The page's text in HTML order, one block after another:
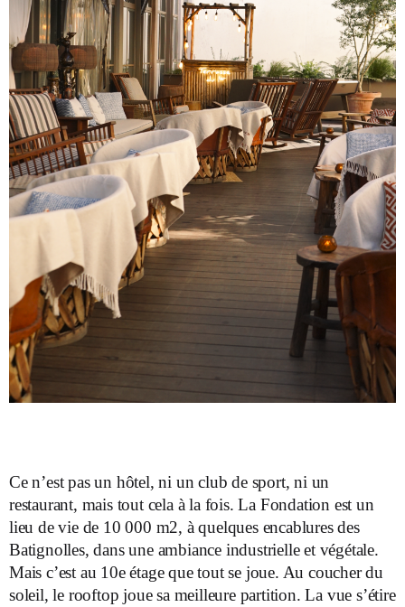
Ce n’est pas un hôtel, ni un club de sport, ni un
restaurant, mais tout cela à la fois. La Fondation est un
lieu de vie de 10 000 m2, à quelques encablures des
Batignolles, dans une ambiance industrielle et végétale.
Mais c’est au 10eétage que tout se joue. Au coucher du
soleil, le rooftop joue sa meilleure partition. La vue s’étire